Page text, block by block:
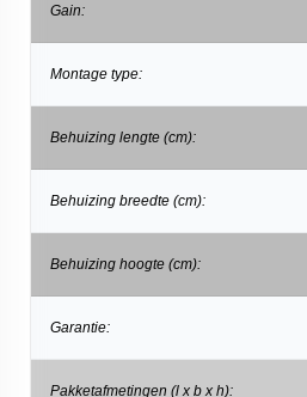
Gain:
Montage type:
Behuizing lengte (cm):
Behuizing breedte (cm):
Behuizing hoogte (cm):
Garantie:
Pakketafmetingen (l x b x h):